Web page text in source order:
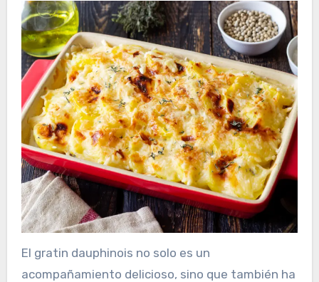
El gratin dauphinois no solo es un
acompañamiento delicioso, sino que también ha